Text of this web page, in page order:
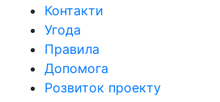
Контакти
Угода
Правила
Допомога
Розвиток проекту